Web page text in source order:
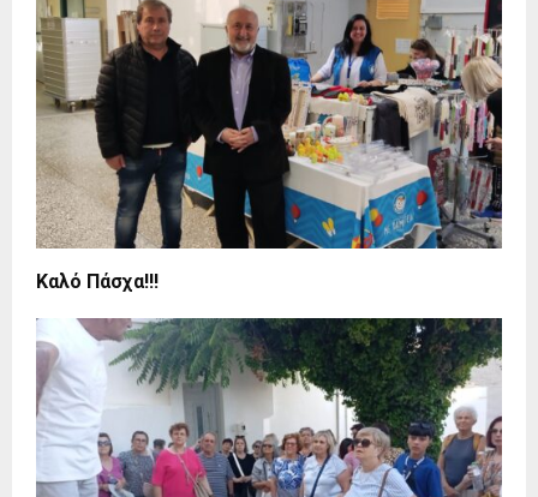
Καλό Πάσχα!!!